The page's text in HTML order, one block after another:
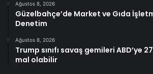
Ağustos 8, 2026
Güzelbahçe’de Market ve Gıda
Denetim
Ağustos 8, 2026
Trump sınıfı savaş gemileri ABD’ye
mal olabilir